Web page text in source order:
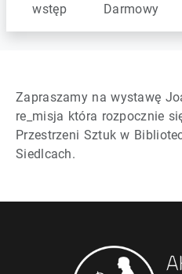
wstęp
Darmowy
Zapraszamy na wystawę
re_misja która rozpocznie
Przestrzeni Sztuk w
Siedlcach.